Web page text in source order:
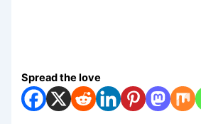
Spread the love